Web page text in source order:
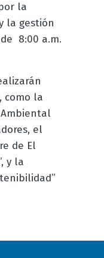
la
la gestión
8:00 a.m.
como la
Ambiental
el
de El
y la